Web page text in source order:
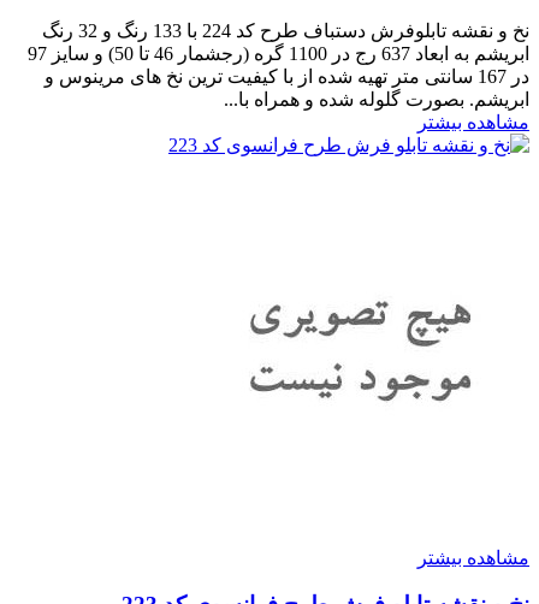
نخ و نقشه تابلوفرش دستباف طرح کد 224 با 133 رنگ و 32 رنگ
ابریشم به ابعاد 637 رج در 1100 گره (رجشمار 46 تا 50) و سایز 97
در 167 سانتی متر تهیه شده از با کیفیت ترین نخ های مرینوس و
ابریشم. بصورت گلوله شده و همراه با...
مشاهده بیشتر
مشاهده بیشتر